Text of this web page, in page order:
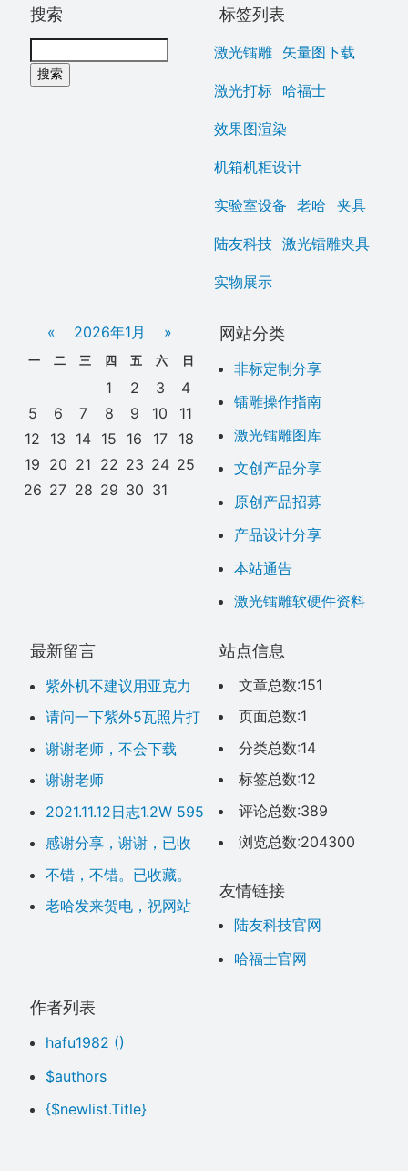
搜索 标签列表
激光镭雕 矢量图下载
激光打标 哈福士
效果图渲染
机箱机柜设计
实验室设备 老哈 夹具
陆友科技 激光镭雕夹具
实物展示
« 2026年1月 »
一 二 三 四 五 六 日
1 2 3
4
5
6 7 8 9 10
11
12
13 14 15 16 17
18
19 20 21 22 23 24 25
26 27 28 29 30 31
网站分类
非标定制分享
镭雕操作指南
激光镭雕图库
文创产品分享
原创产品招募
产品设计分享
本站通告
激光镭雕软硬件资料
最新留言
紫外机不建议用亚克力
刻照片，效果不好。考虑
可以用二氧化碳尝试
请问一下紫外5瓦照片打
亚克力板参数需要怎么设
谢谢老师，不会下载
呀，点了没反应呀
谢谢老师
2021.11.12日志1.2W 595
0 粉丝，加油 加油
感谢分享，谢谢，已收
藏。
不错，不错。已收藏。
老哈发来贺电，祝网站
站点信息
文章总数:151
页面总数:1
分类总数:14
标签总数:12
评论总数:389
浏览总数:204300
友情链接
陆友科技官网
哈福士官网
作者列表
hafu1982 ()
$authors
{$newlist.Title}